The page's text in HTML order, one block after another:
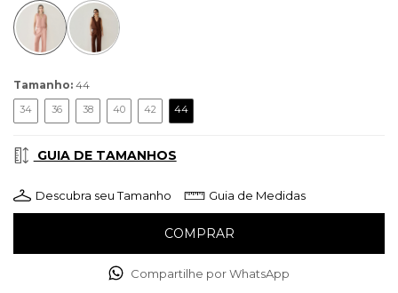
Tamanho: 44
34 36 38 40 42 44
GUIA DE TAMANHOS
Descubra seu Tamanho Guia de Medidas
Compartilhe por WhatsApp